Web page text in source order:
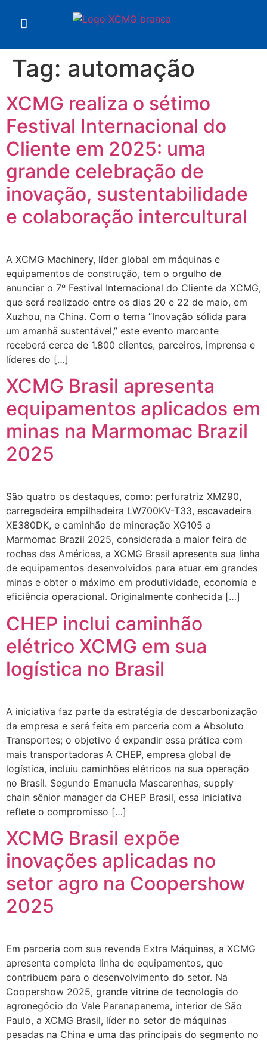
Tag: automação
XCMG realiza o sétimo
Festival Internacional do
Cliente em 2025: uma
grande celebração de
inovação, sustentabilidade
e colaboração intercultural
A XCMG Machinery, líder global em máquinas e
equipamentos de construção, tem o orgulho de
anunciar o 7º Festival Internacional do Cliente da XCMG,
que será realizado entre os dias 20 e 22 de maio, em
Xuzhou, na China. Com o tema “Inovação sólida para
um amanhã sustentável,” este evento marcante
receberá cerca de 1.800 clientes, parceiros, imprensa e
líderes do […]
XCMG Brasil apresenta
equipamentos aplicados em
minas na Marmomac Brazil
2025
São quatro os destaques, como: perfuratriz XMZ90,
carregadeira empilhadeira LW700KV-T33, escavadeira
XE380DK, e caminhão de mineração XG105 a
Marmomac Brazil 2025, considerada a maior feira de
rochas das Américas, a XCMG Brasil apresenta sua linha
de equipamentos desenvolvidos para atuar em grandes
minas e obter o máximo em produtividade, economia e
eficiência operacional. Originalmente conhecida […]
CHEP inclui caminhão
elétrico XCMG em sua
logística no Brasil
A iniciativa faz parte da estratégia de descarbonização
da empresa e será feita em parceria com a Absoluto
Transportes; o objetivo é expandir essa prática com
mais transportadoras A CHEP, empresa global de
logística, incluiu caminhões elétricos na sua operação
no Brasil. Segundo Emanuela Mascarenhas, supply
chain sênior manager da CHEP Brasil, essa iniciativa
reflete o compromisso […]
XCMG Brasil expõe
inovações aplicadas no
setor agro na Coopershow
2025
Em parceria com sua revenda Extra Máquinas, a XCMG
apresenta completa linha de equipamentos, que
contribuem para o desenvolvimento do setor. Na
Coopershow 2025, grande vitrine de tecnologia do
agronegócio do Vale Paranapanema, interior de São
Paulo, a XCMG Brasil, líder no setor de máquinas
pesadas na China e uma das principais do segmento no